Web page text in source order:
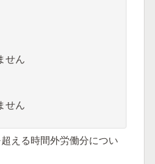
せん
せん
える時間外労働分につい